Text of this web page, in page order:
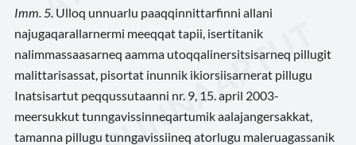
Imm. 5. Ulloq unnuarlu paaqqinnittarfinni allani
najugaqarallarnermi meeqqat tapii, isertitanik
nalimmassaasarneq aamma utoqqalinersitsisarneq pillugit
malittarisassat, pisortat inunnik ikiorsiisarnerat pillugu
Inatsisartut peqqussutaanni nr. 9, 15. april 2003-
meersukkut tunngavissinneqartumik aalajangersakkat,
tamanna pillugu tunngavissiineq atorlugu maleruagassanik